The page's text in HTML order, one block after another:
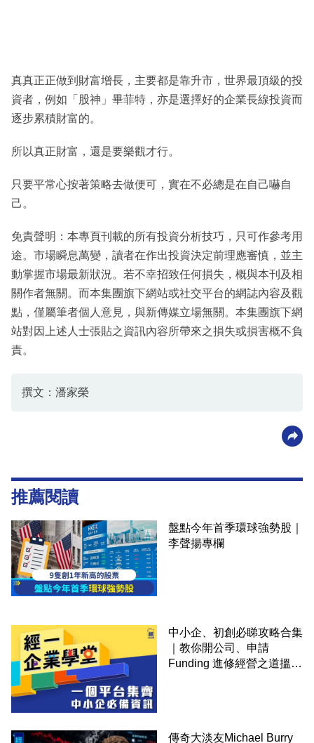
真真正正做到財富增長，主要都是靠升市，世界最頂級的投
資者，例如「股神」畢菲特，亦是選擇好的企業長線投資而
逐步累積財富的。
所以真正財富，還是要樂觀才行。
只要平常心按著策略去做便可，實在不必總是在自己嚇自
己。
免責聲明：本專頁刊載的所有投資分析技巧，只可作參考用
途。市場瞬息萬變，讀者在作出投資決定前理應審慎，並主
動掌握市場最新狀況。若不幸招致任何損失，概與本刊及相
關作者無關。而本集團旗下網站或社交平台的網誌內容及觀
點，僅屬筆者個人意見，與新傳媒立場無關。本集團旗下網
站對因上述人士張貼之資訊內容所帶來之損失或損害概不負
責。
撰文：潘家榮
推薦閱讀
盤點今年首季環球強勢股｜
李聲揚專欄
中小企、初創必睇攻略合集
｜教你開公司、申請
Funding 進修經營之道搵大
傳奇大淡友Michael Burry